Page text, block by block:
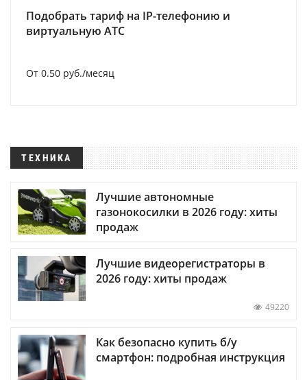
Подобрать тариф на IP-телефонию и
виртуальную АТС
От 0.50 руб./месяц
ТЕХНИКА
Лучшие автономные
газонокосилки в 2026 году: хиты
продаж
Лучшие видеорегистраторы в
2026 году: хиты продаж
49220
Как безопасно купить б/у
смартфон: подробная инструкция